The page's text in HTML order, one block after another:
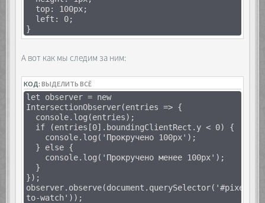
top: 100px;
left: 0;
}
А вот как мы следим за ним:
КОД:ВЫДЕЛИТЬ ВСЁ
let observer = new
IntersectionObserver(entries => {
console.log(entries);
if (entries[0].boundingClientRect.y < 0) {
console.log('Прокручено 100px');
} else {
console.log('Прокручено менее 100px');
}
});
observer.observe(document.querySelector('#pixel-
to-watch'));